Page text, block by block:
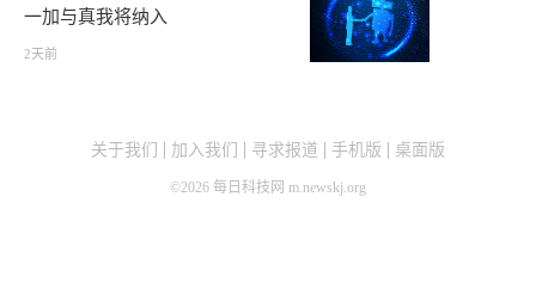
一加与真我将纳入
2天前
关于我们 加入我们 寻求报道 手机版 桌面版
©2026 每日科技网 m.newskj.org